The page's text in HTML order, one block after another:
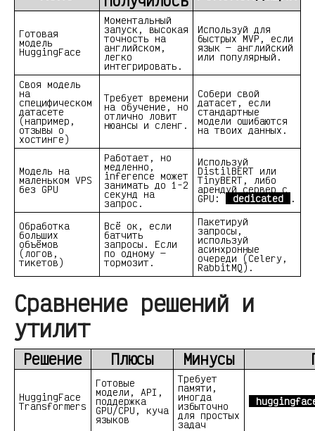
Готовая
модель
HuggingFace
Моментальный
запуск, высокая
точность на
английском,
легко
интегрировать.
Используй для
быстрых MVP, если
язык — английский
или популярный.
Своя модель
на
специфическом
датасете
(например,
отзывы о
хостинге)
Требует времени
на обучение, но
отлично ловит
нюансы и сленг.
Собери свой
датасет, если
стандартные
модели ошибаются
на твоих данных.
Модель на
маленьком VPS
без GPU
Работает, но
медленно,
inference может
занимать до 1-2
секунд на
запрос.
Используй
DistilBERT или
TinyBERT, либо
арендуй сервер с
GPU: dedicated .
Обработка
больших
объёмов
(логов,
тикетов)
Всё ок, если
батчить
запросы. Если
по одному —
тормозит.
Пакетируй
запросы,
используй
асинхронные
очереди (Celery,
RabbitMQ).
Сравнение решений и
утилит
Решение Плюсы Минусы
HuggingFace
Transformers
Готовые
модели, API,
поддержка
GPU/CPU, куча
языков
Требует
памяти,
иногда
избыточно
для простых
задач